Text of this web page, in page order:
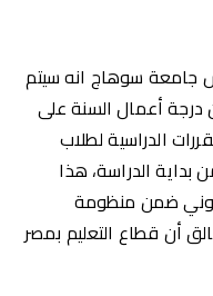
جامعة سوهاج انه سيتم
درجة أعمال السنة على
الدراسية لطلاب
بداية الدراسة، هذا
ضمن منظومة
أن قطاع التعليم بمصر